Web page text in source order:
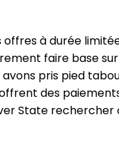
offres à durée
faire base
pris pied
des
State